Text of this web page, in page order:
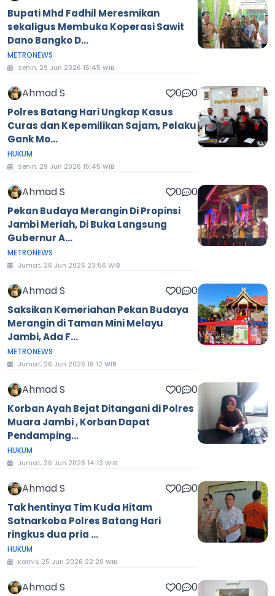
Bupati Mhd Fadhil Meresmikan
sekaligus Membuka Koperasi Sawit
Dano Bangko D...
METRONEWS
Senin, 29 Jun 2026 15:45 WIB
Ahmad S 0 0
Polres Batang Hari Ungkap Kasus
Curas dan Kepemilikan Sajam, Pelaku
Gank Mo...
HUKUM
Senin, 29 Jun 2026 15:45 WIB
Ahmad S 0 0
Pekan Budaya Merangin Di Propinsi
Jambi Meriah, Di Buka Langsung
Gubernur A...
METRONEWS
Jumat, 26 Jun 2026 23:56 WIB
Ahmad S 0 0
Saksikan Kemeriahan Pekan Budaya
Merangin di Taman Mini Melayu
Jambi, Ada F...
METRONEWS
Jumat, 26 Jun 2026 19:12 WIB
Ahmad S 0 0
Korban Ayah Bejat Ditangani di Polres
Muara Jambi , Korban Dapat
Pendamping...
HUKUM
Jumat, 26 Jun 2026 14:13 WIB
Ahmad S 0 0
Tak hentinya Tim Kuda Hitam
Satnarkoba Polres Batang Hari
ringkus dua pria ...
HUKUM
Kamis, 25 Jun 2026 22:20 WIB
Ahmad S 0 0